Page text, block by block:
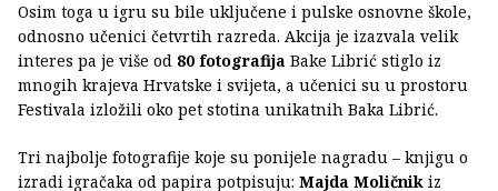
Osim toga u igru su bile uključene i pulske osnovne škole,
odnosno učenici četvrtih razreda. Akcija je izazvala velik
interes pa je više od 80 fotografija Bake Librić stiglo iz
mnogih krajeva Hrvatske i svijeta, a učenici su u prostoru
Festivala izložili oko pet stotina unikatnih Baka Librić.
Tri najbolje fotografije koje su ponijele nagradu – knjigu o
izradi igračaka od papira potpisuju: Majda Moličnik iz